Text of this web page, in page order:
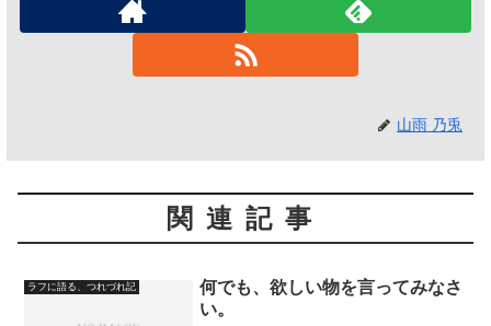
山雨 乃兎
関連記事
ラフに語る、つれづれ記
何でも、欲しい物を言ってみなさ
い。